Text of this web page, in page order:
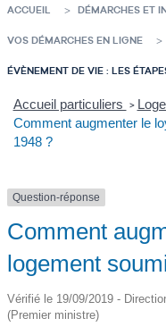
ACCUEIL DÉMARCHES ET
VOS DÉMARCHES EN LIGNE
ÉVÈNEMENT DE VIE : LES
Accueil particuliers >
Comment augmenter le
1948 ?
Question-réponse
Comment
logement
Vérifié le 19/09/2019 -
(Premier ministre)